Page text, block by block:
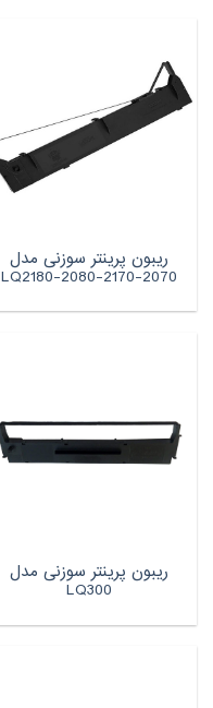
ریبون پرینتر سوزنی مدل
LQ2180-2080-2170-2070
ریبون پرینتر سوزنی مدل
LQ300